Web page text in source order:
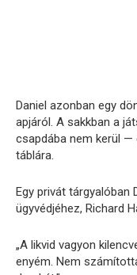
Daniel azonban egy
apjáról. A sakkban a
csapdába nem kerül —
táblára.
Egy privát tárgyalóban
ügyvédjéhez, Richard
„A likvid vagyon
enyém. Nem